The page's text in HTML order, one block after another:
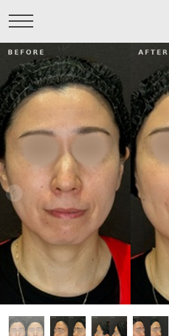
ヒアルロン酸注入症例一覧
アートメイク症例一覧
クリニック一覧
医師一覧
看護師一覧
新着情報
運営
よく
お問
プラ
未成
規約
コラム
ヒアルロン酸注入 医
Doctor
担当医師から探す
高橋 希
東山 麻伊子
松村 仁
泉 洋平
辻橋 勇祐
阿部 竜介
Preparation
製剤から探す
ザーフ(XERF)
ボラックス
ボリューマ
ボリフト
ボルベラ
ボライト
レナトゥスヒ
ダイヤモンド